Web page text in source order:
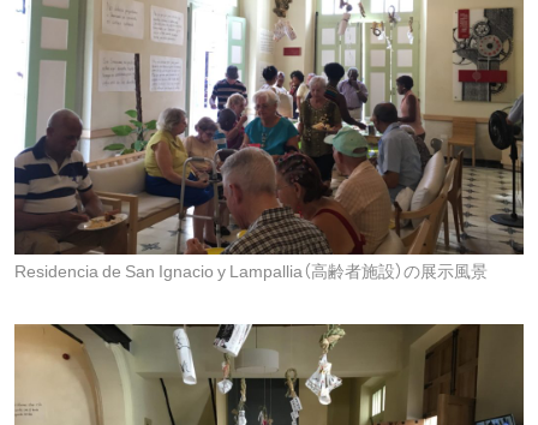
Residencia de San Ignacio y Lampallia（高齢者施設）の展示風景